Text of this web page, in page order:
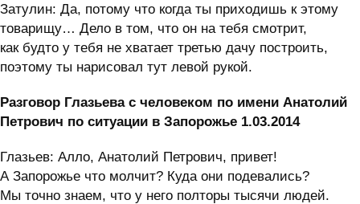
Затулин: Да, потому что когда ты приходишь к этому
товарищу… Дело в том, что он на тебя смотрит,
как будто у тебя не хватает третью дачу построить,
поэтому ты нарисовал тут левой рукой.
Разговор Глазьева с человеком по имени Анатолий
Петрович по ситуации в Запорожье 1.03.2014
Глазьев: Алло, Анатолий Петрович, привет!
А Запорожье что молчит? Куда они подевались?
Мы точно знаем, что у него полторы тысячи людей.